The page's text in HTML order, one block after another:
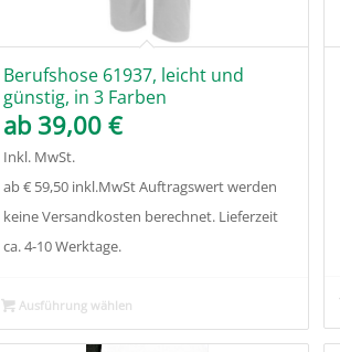
Berufshose 61937, leicht und
günstig, in 3 Farben
ab 39,00€
Inkl. MwSt.
ab € 59,50 inkl.MwSt Auftragswert werden
keine Versandkosten berechnet. Lieferzeit
ca. 4-10 Werktage.
Ausführung wählen